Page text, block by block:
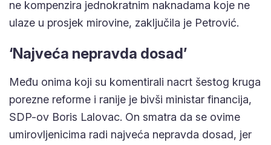
ne kompenzira jednokratnim naknadama koje ne
ulaze u prosjek mirovine, zaključila je Petrović.
‘Najveća nepravda dosad’
Među onima koji su komentirali nacrt šestog kruga
porezne reforme i ranije je bivši ministar financija,
SDP-ov Boris Lalovac. On smatra da se ovime
umirovljenicima radi najveća nepravda dosad, jer